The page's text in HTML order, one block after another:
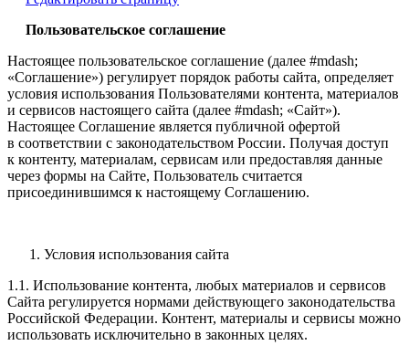
Пользовательское соглашение
Настоящее пользовательское соглашение (далее #mdash;
«Соглашение») регулирует порядок работы сайта, определяет
условия использования Пользователями контента, материалов
и сервисов настоящего сайта (далее #mdash; «Сайт»).
Настоящее Соглашение является публичной офертой
в соответствии с законодательством России. Получая доступ
к контенту, материалам, сервисам или предоставляя данные
через формы на Сайте, Пользователь считается
присоединившимся к настоящему Соглашению.
Условия использования сайта
1.1. Использование контента, любых материалов и сервисов
Сайта регулируется нормами действующего законодательства
Российской Федерации. Контент, материалы и сервисы можно
использовать исключительно в законных целях.